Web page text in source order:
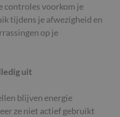
controles voorkom je
tijdens je afwezigheid en
op je
uit
blijven energie
ze niet actief gebruikt